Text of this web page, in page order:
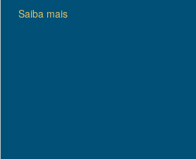
Saiba mais